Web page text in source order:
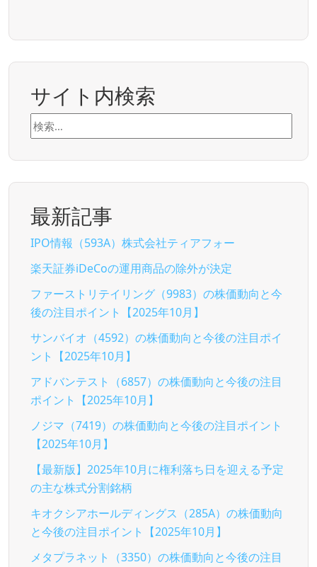
サイト内検索
検
索:
最新記事
IPO情報（593A）株式会社ティアフォー
楽天証券iDeCoの運用商品の除外が決定
ファーストリテイリング（9983）の株価動向と今
後の注目ポイント【2025年10月】
サンバイオ（4592）の株価動向と今後の注目ポイ
ント【2025年10月】
アドバンテスト（6857）の株価動向と今後の注目
ポイント【2025年10月】
ノジマ（7419）の株価動向と今後の注目ポイント
【2025年10月】
【最新版】2025年10月に権利落ち日を迎える予定
の主な株式分割銘柄
キオクシアホールディングス（285A）の株価動向
と今後の注目ポイント【2025年10月】
メタプラネット（3350）の株価動向と今後の注目